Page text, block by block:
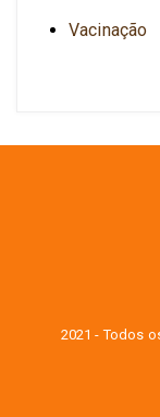
Vacinação
2021 - Todos